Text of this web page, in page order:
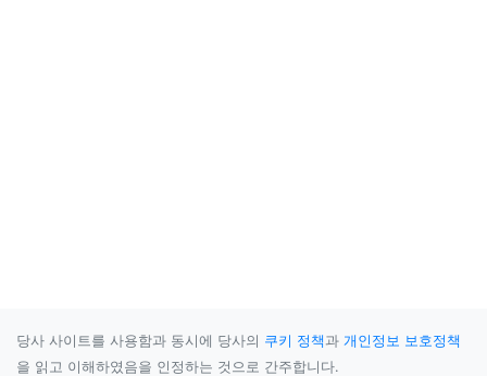
당사 사이트를 사용함과 동시에 당사의 쿠키 정책과 개인정보 보호정책
을 읽고 이해하였음을 인정하는 것으로 간주합니다.